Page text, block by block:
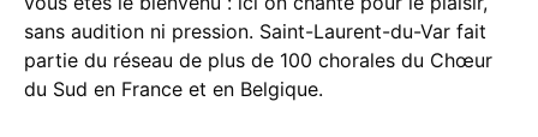
sans audition ni pression. Saint-Laurent-du-Var fait
partie du réseau de plus de 100 chorales du Chœur
du Sud en France et en Belgique.